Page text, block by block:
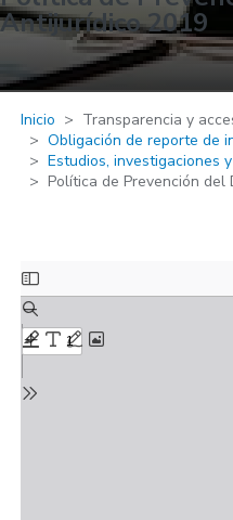
Antijurídico 2019
Inicio
Transparencia y
Obligación de reporte de
Estudios, investigaciones
Política de Prevención